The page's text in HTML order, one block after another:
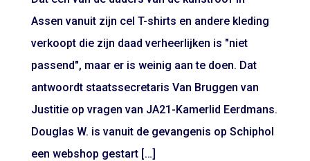
Assen vanuit zijn cel T-shirts en andere kleding
verkoopt die zijn daad verheerlijken is "niet
passend", maar er is weinig aan te doen. Dat
antwoordt staatssecretaris Van Bruggen van
Justitie op vragen van JA21-Kamerlid Eerdmans.
Douglas W. is vanuit de gevangenis op Schiphol
een webshop gestart […]